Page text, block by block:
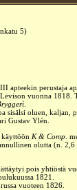
5)
apteekin perustaja
vuonna 1818.
sisälsi oluen, kaljan,
Gustav Ylén
K & Comp
olutta (n.
pois yhtiöstä
1821.
vuoteen 1826.